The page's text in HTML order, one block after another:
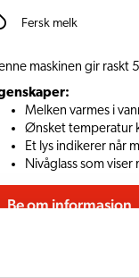
Fersk melk
maskinen gir raskt
Melken varmes i
Ønsket temperatur
Et lys indikerer når
Nivåglass som
Be om informasjon